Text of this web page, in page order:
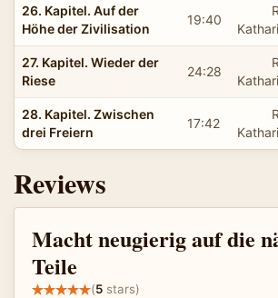
26. Kapitel. Auf der
Höhe der Zivilisation
19:40
27. Kapitel. Wieder der
Riese
24:28
28. Kapitel. Zwischen
drei Freiern
17:42
Reviews
Macht neugierig auf die
Teile
(5 stars)